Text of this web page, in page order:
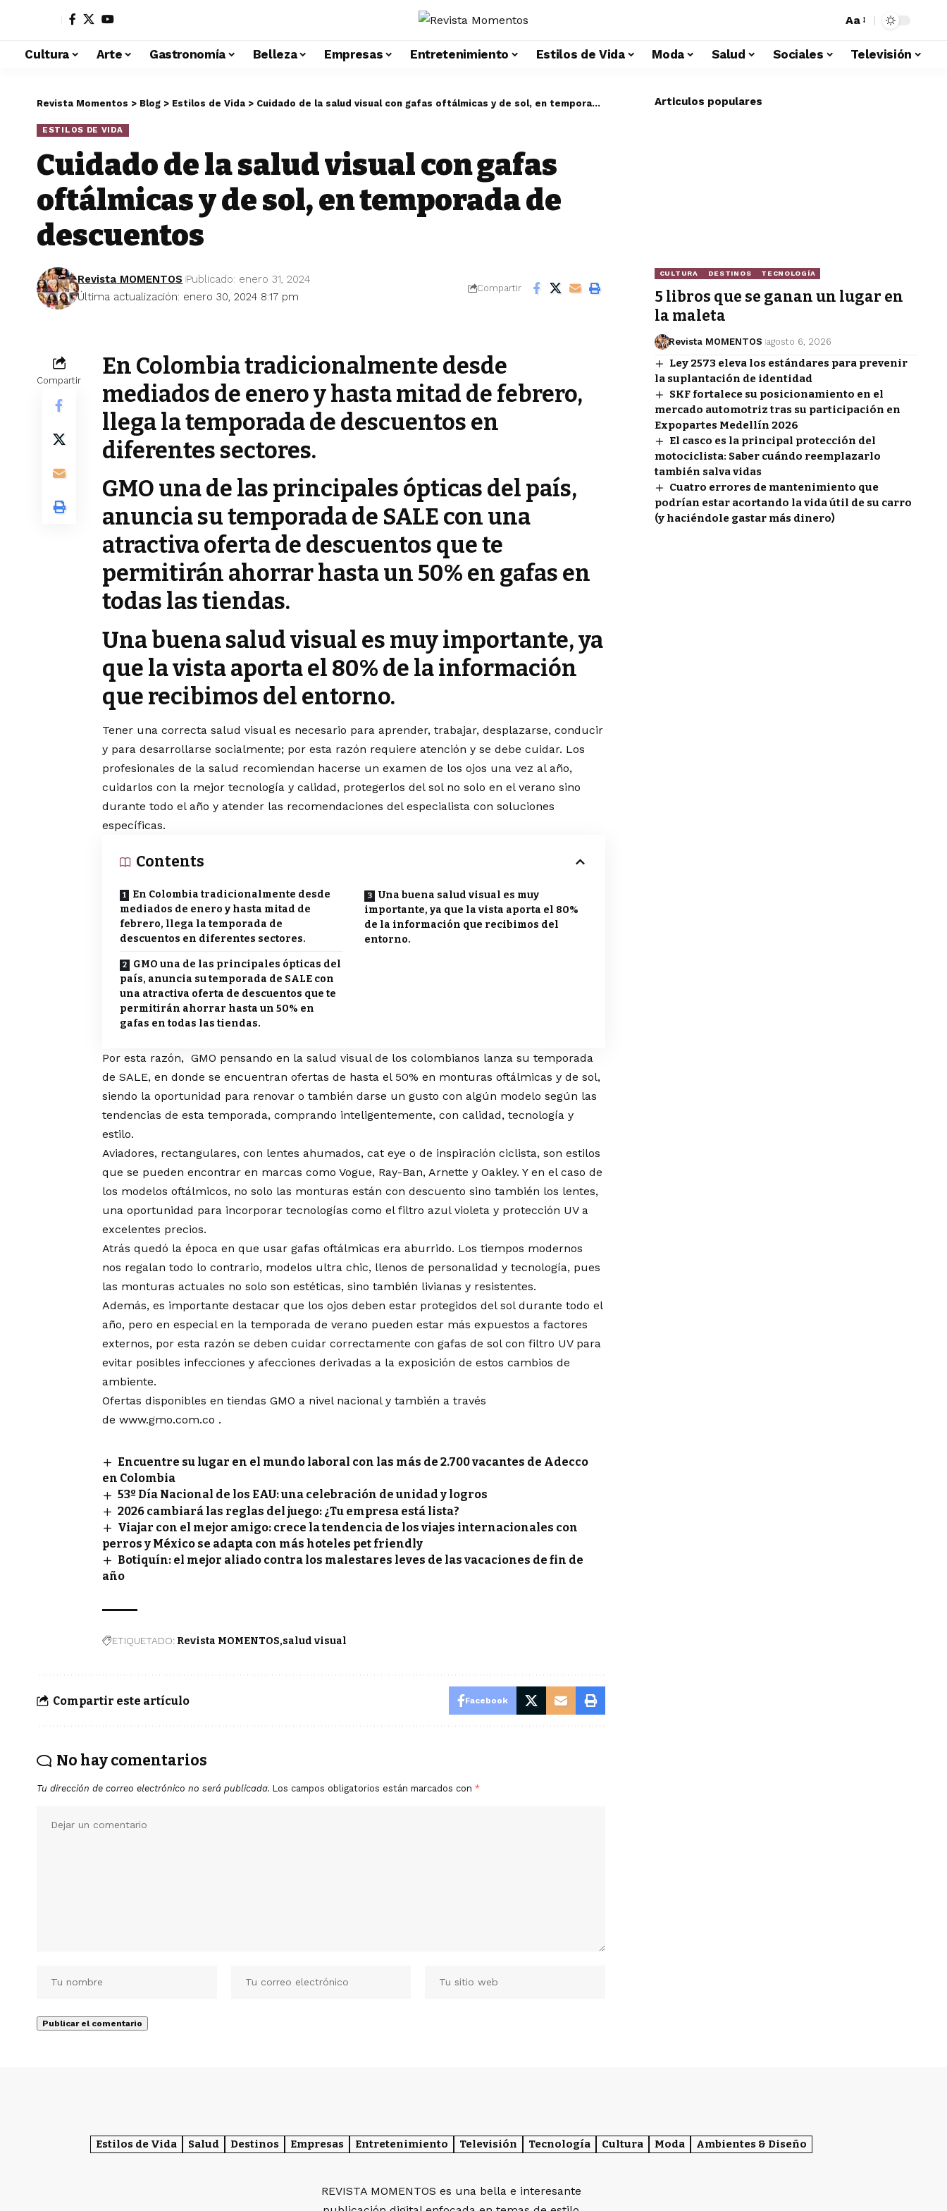
Aa
Cultura Arte Gastronomía Belleza Empresas Entretenimiento Estilos de Vida Moda Salud Sociales Televisión
Revista Momentos > Blog > Estilos de Vida > Cuidado de la salud visual con gafas oftálmicas y de sol, en temporada de descuentos
ESTILOS DE VIDA
Cuidado de la salud visual con gafas
oftálmicas y de sol, en temporada de
descuentos
Última actualización: enero 30, 2024 8:17 pm
Revista MOMENTOS Publicado: enero 31, 2024
Compartir
Compartir
En Colombia tradicionalmente desde
mediados de enero y hasta mitad de febrero,
llega la temporada de descuentos en
diferentes sectores.
GMO una de las principales ópticas del país,
anuncia su temporada de SALE con una
atractiva oferta de descuentos que te
permitirán ahorrar hasta un 50% en gafas en
todas las tiendas.
Una buena salud visual es muy importante, ya
que la vista aporta el 80% de la información
que recibimos del entorno.
Tener una correcta salud visual es necesario para aprender, trabajar, desplazarse, conducir
y para desarrollarse socialmente; por esta razón requiere atención y se debe cuidar. Los
profesionales de la salud recomiendan hacerse un examen de los ojos una vez al año,
cuidarlos con la mejor tecnología y calidad, protegerlos del sol no solo en el verano sino
durante todo el año y atender las recomendaciones del especialista con soluciones
específicas.
Contents
En Colombia tradicionalmente desde
mediados de enero y hasta mitad de
febrero, llega la temporada de
descuentos en diferentes sectores.
GMO una de las principales ópticas del
país, anuncia su temporada de SALE con
una atractiva oferta de descuentos que te
permitirán ahorrar hasta un 50% en
gafas en todas las tiendas.
Una buena salud visual es muy
importante, ya que la vista aporta el 80%
de la información que recibimos del
entorno.
Por esta razón, GMO pensando en la salud visual de los colombianos lanza su temporada
de SALE, en donde se encuentran ofertas de hasta el 50% en monturas oftálmicas y de sol,
siendo la oportunidad para renovar o también darse un gusto con algún modelo según las
tendencias de esta temporada, comprando inteligentemente, con calidad, tecnología y
estilo.
Aviadores, rectangulares, con lentes ahumados, cat eye o de inspiración ciclista, son estilos
que se pueden encontrar en marcas como Vogue, Ray-Ban, Arnette y Oakley. Y en el caso de
los modelos oftálmicos, no solo las monturas están con descuento sino también los lentes,
una oportunidad para incorporar tecnologías como el filtro azul violeta y protección UV a
excelentes precios.
Atrás quedó la época en que usar gafas oftálmicas era aburrido. Los tiempos modernos
nos regalan todo lo contrario, modelos ultra chic, llenos de personalidad y tecnología, pues
las monturas actuales no solo son estéticas, sino también livianas y resistentes.
Además, es importante destacar que los ojos deben estar protegidos del sol durante todo el
año, pero en especial en la temporada de verano pueden estar más expuestos a factores
externos, por esta razón se deben cuidar correctamente con gafas de sol con filtro UV para
evitar posibles infecciones y afecciones derivadas a la exposición de estos cambios de
ambiente.
Ofertas disponibles en tiendas GMO a nivel nacional y también a través
de www.gmo.com.co .
Encuentre su lugar en el mundo laboral con las más de 2.700 vacantes de Adecco
en Colombia
53º Día Nacional de los EAU: una celebración de unidad y logros
2026 cambiará las reglas del juego: ¿Tu empresa está lista?
Viajar con el mejor amigo: crece la tendencia de los viajes internacionales con
perros y México se adapta con más hoteles pet friendly
Botiquín: el mejor aliado contra los malestares leves de las vacaciones de fin de
año
ETIQUETADO: Revista MOMENTOS salud visual
Compartir este artículo Facebook
No hay comentarios
Tu dirección de correo electrónico no será publicada. Los campos obligatorios están marcados con *
Articulos populares
CULTURA DESTINOS TECNOLOGÍA
5 libros que se ganan un lugar en
la maleta
Revista MOMENTOS agosto 6, 2026
Ley 2573 eleva los estándares para prevenir
la suplantación de identidad
SKF fortalece su posicionamiento en el
mercado automotriz tras su participación en
Expopartes Medellín 2026
El casco es la principal protección del
motociclista: Saber cuándo reemplazarlo
también salva vidas
Cuatro errores de mantenimiento que
podrían estar acortando la vida útil de su carro
(y haciéndole gastar más dinero)
Estilos de Vida Salud Destinos Empresas Entretenimiento Televisión Tecnología Cultura Moda Ambientes & Diseño
REVISTA MOMENTOS es una bella e interesante